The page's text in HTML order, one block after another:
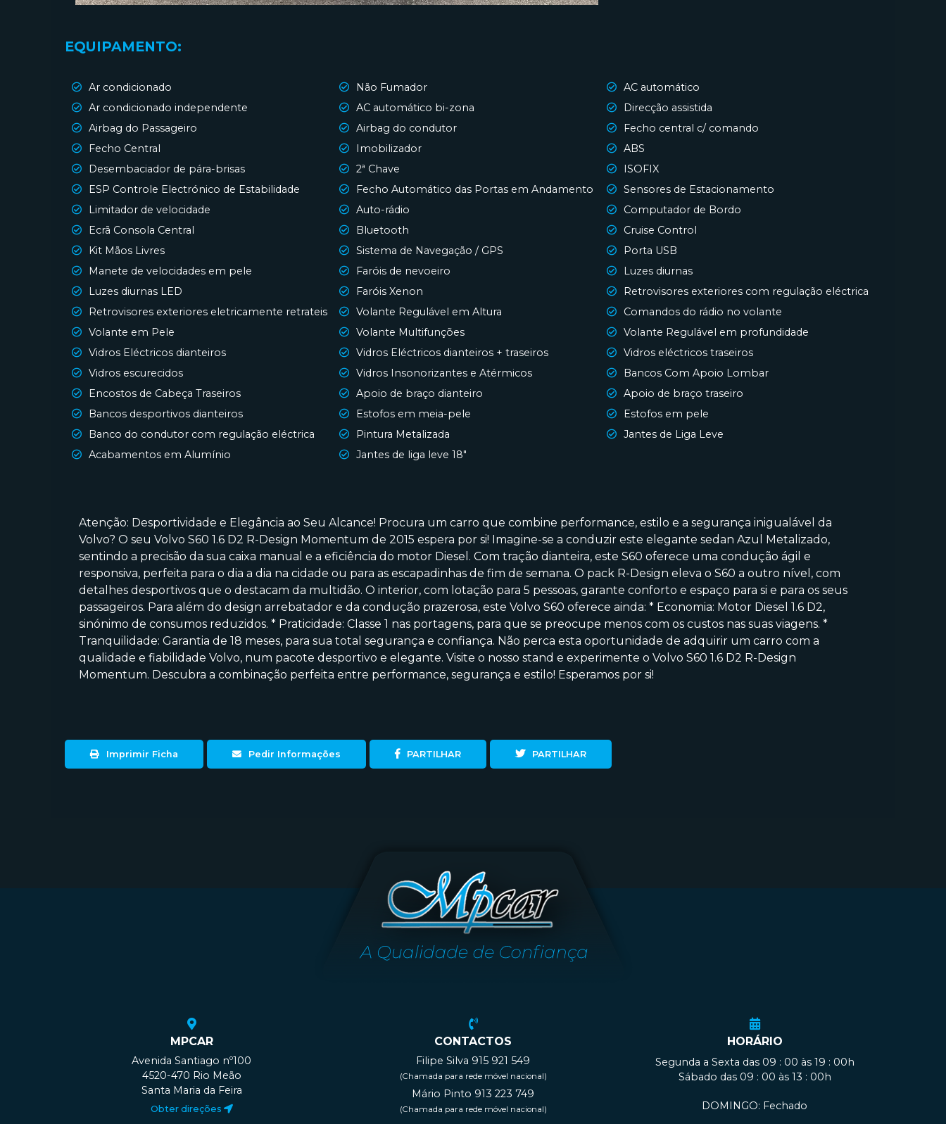
EQUIPAMENTO:
Ar condicionado Não Fumador
AC automático
Ar condicionado independente
AC automático bi-zona
Direcção assistida
Airbag do Passageiro
Airbag do condutor
Fecho central c/ comando
Fecho Central
Imobilizador
ABS
Desembaciador de pára-brisas
2ª Chave
ISOFIX
ESP Controle Electrónico de Estabilidade
Fecho Automático das Portas em Andamento
Sensores de Estacionamento
Limitador de velocidade
Auto-rádio
Computador de Bordo
Ecrã Consola Central
Bluetooth
Cruise Control
Kit Mãos Livres
Sistema de Navegação / GPS
Porta USB
Manete de velocidades em pele
Faróis de nevoeiro
Luzes diurnas
Luzes diurnas LED
Faróis Xenon
Retrovisores exteriores com regulação eléctrica
Retrovisores exteriores eletricamente retrateis
Volante Regulável em Altura
Comandos do rádio no volante
Volante em Pele
Volante Multifunções
Volante Regulável em profundidade
Vidros Eléctricos dianteiros
Vidros Eléctricos dianteiros + traseiros
Vidros eléctricos traseiros
Vidros escurecidos
Vidros Insonorizantes e Atérmicos
Bancos Com Apoio Lombar
Encostos de Cabeça Traseiros
Apoio de braço dianteiro
Apoio de braço traseiro
Bancos desportivos dianteiros
Estofos em meia-pele
Estofos em pele
Banco do condutor com regulação eléctrica
Pintura Metalizada
Jantes de Liga Leve
Acabamentos em Alumínio
Jantes de liga leve 18"
Atenção: Desportividade e Elegância ao Seu Alcance! Procura um carro que combine performance, estilo e a segurança inigualável da
Volvo? O seu Volvo S60 1.6 D2 R-Design Momentum de 2015 espera por si! Imagine-se a conduzir este elegante sedan Azul Metalizado,
sentindo a precisão da sua caixa manual e a eficiência do motor Diesel. Com tração dianteira, este S60 oferece uma condução ágil e
responsiva, perfeita para o dia a dia na cidade ou para as escapadinhas de fim de semana. O pack R-Design eleva o S60 a outro nível, com
detalhes desportivos que o destacam da multidão. O interior, com lotação para 5 pessoas, garante conforto e espaço para si e para os seus
passageiros. Para além do design arrebatador e da condução prazerosa, este Volvo S60 oferece ainda: * Economia: Motor Diesel 1.6 D2,
sinónimo de consumos reduzidos. * Praticidade: Classe 1 nas portagens, para que se preocupe menos com os custos nas suas viagens. *
Tranquilidade: Garantia de 18 meses, para sua total segurança e confiança. Não perca esta oportunidade de adquirir um carro com a
qualidade e fiabilidade Volvo, num pacote desportivo e elegante. Visite o nosso stand e experimente o Volvo S60 1.6 D2 R-Design
Momentum. Descubra a combinação perfeita entre performance, segurança e estilo! Esperamos por si!
Imprimir Ficha Pedir Informações PARTILHAR PARTILHAR
MPCAR
Avenida Santiago nº100
4520-470 Rio Meão
Santa Maria da Feira
Obter direções
CONTACTOS
Filipe Silva 915 921 549
(Chamada para rede móvel nacional)
Mário Pinto 913 223 749
(Chamada para rede móvel nacional)
HORÁRIO
Segunda a Sexta das 09 : 00 às 19 : 00h
Sábado das 09 : 00 às 13 : 00h
DOMINGO: Fechado